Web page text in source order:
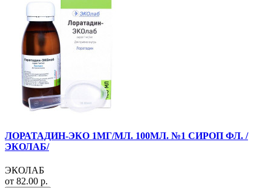
ЛОРАТАДИН-ЭКО 1МГ/МЛ. 100МЛ. №1 СИРОП ФЛ. /
ЭКОЛАБ/
ЭКОЛАБ
от 82.00 р.